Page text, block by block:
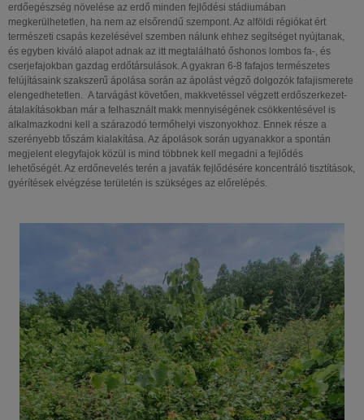
erdőegészség növelése az erdő minden fejlődési stádiumában
megkerülhetetlen, ha nem az elsőrendű szempont. Az alföldi régiókat ért
természeti csapás kezelésével szemben nálunk ehhez segítséget nyújtanak,
és egyben kiváló alapot adnak az itt megtalálható őshonos lombos fa-, és
cserjefajokban gazdag erdőtársulások. A gyakran 6-8 fafajos természetes
felújításaink szakszerű ápolása során az ápolást végző dolgozók fafajismerete
elengedhetetlen. A tarvágást követően, makkvetéssel végzett erdőszerkezet-
átalakításokban már a felhasznált makk mennyiségének csökkentésével is
alkalmazkodni kell a szárazodó termőhelyi viszonyokhoz. Ennek része a
szerényebb tőszám kialakítása. Az ápolások során ugyanakkor a spontán
megjelent elegyfajok közül is mind többnek kell megadni a fejlődés
lehetőségét. Az erdőnevelés terén a javafák fejlődésére koncentráló tisztítások,
gyérítések elvégzése területén is szükséges az előrelépés.